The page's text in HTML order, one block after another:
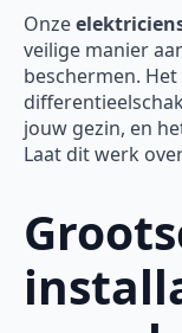
Onze
veilige manier
beschermen.
jouw gezin, en
Laat dit werk